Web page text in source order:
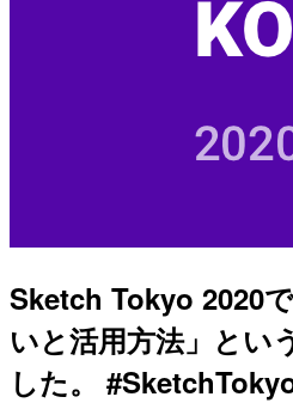
Sketch Tokyo 2020
いと活用方法」とい
した。